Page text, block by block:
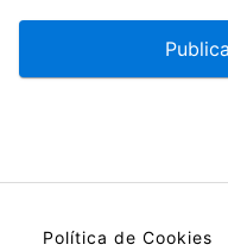
Política de Cookies